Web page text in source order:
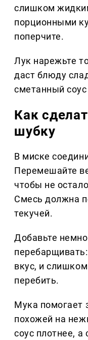
слишком
порционными
поперчите.
Лук нарежьте
даст блюду
сметанный
Как
шубку
В миске
Перемешайте
чтобы не
Смесь должна
текучей.
Добавьте
вкус, и
перебить.
Мука помогает
похожей на
соус плотнее, а